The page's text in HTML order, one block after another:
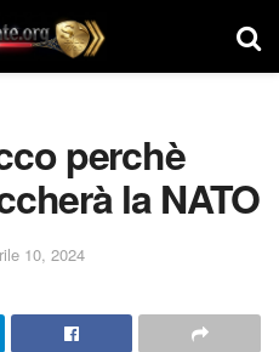
perchè
la NATO
10, 2024